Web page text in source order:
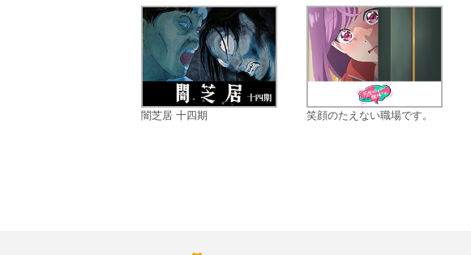
闇芝居 十四期 笑顔のたえない職場です。